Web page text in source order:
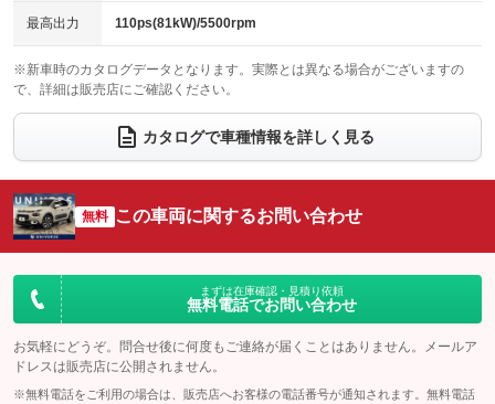
チップアップシート
：装備なし
：装備なし ：装備なし
ウォークスルー
：装備なし
電動リアゲート フロントカメラ
：装備なし
：装備なし ：装備なし
サイドカメラ
：装備なし ルーフレール
：装備なし
：装備なし
：装備なし
最高出力 110ps(81kW)/5500rpm
※新車時のカタログデータとなります。実際とは異なる場合がございますの
で、詳細は販売店にご確認ください。
カタログで車種情報を詳しく見る
無料 この車両に関するお問い合わせ
まずは在庫確認・見積り依頼
無料電話でお問い合わせ
お気軽にどうぞ。問合せ後に何度もご連絡が届くことはありません。メールア
ドレスは販売店に公開されません。
※無料電話をご利用の場合は、販売店へお客様の電話番号が通知されます。無料電話